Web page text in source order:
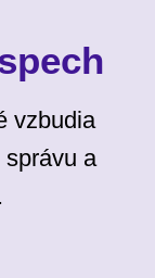
vzbudia
a